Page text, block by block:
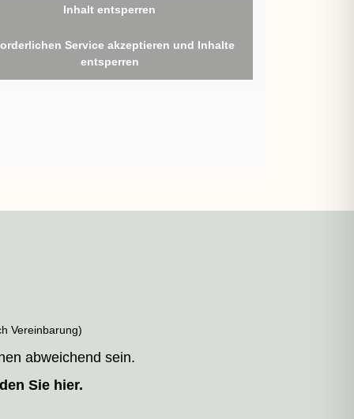
Inhalt entsperren
Service akzeptieren und Inhalte
entsperren
Vereinbarung)
abweichend sein.
Sie hier.